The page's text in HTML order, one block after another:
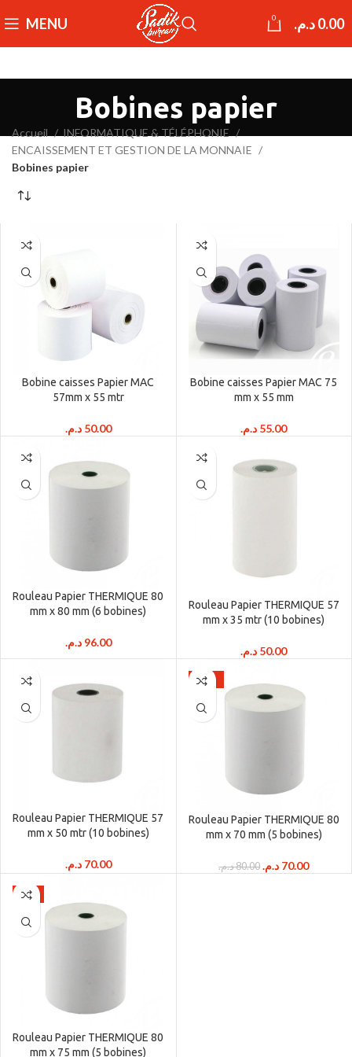
MENU 0 0.00د.م.
Bobines papier
Accueil
INFORMATIQUE & TÉLÉPHONIE
ENCAISSEMENT ET GESTION DE LA MONNAIE
Bobines papier
Bobine caisses Papier MAC
57mm x 55 mtr
50.00 د.م.
Bobine caisses Papier MAC 75
mm x 55 mm
55.00 د.م.
Rouleau Papier THERMIQUE 80
mm x 80 mm (6 bobines)
96.00 د.م.
Rouleau Papier THERMIQUE 57
mm x 35 mtr (10 bobines)
50.00 د.م.
Rouleau Papier THERMIQUE 57
mm x 50 mtr (10 bobines)
70.00 د.م.
-13%
Rouleau Papier THERMIQUE 80
mm x 70 mm (5 bobines)
80.00د.م.
Le
70.00 د.م.
Le
-6%
Rouleau Papier THERMIQUE 80
mm x 75 mm (5 bobines)